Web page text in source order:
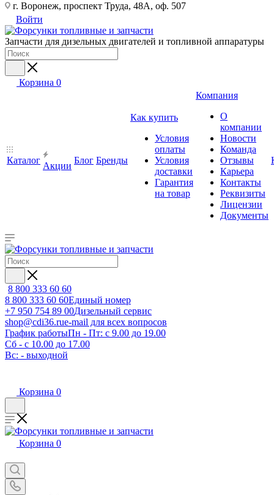
г. Воронеж, проспект Труда, 48А, оф. 507
Войти
Запчасти для дизельных двигателей и топливной аппаратуры
Корзина 0
Каталог
Акции
Блог Бренды
Как купить
Условия
оплаты
Условия
доставки
Гарантия
на товар
Компания
О
компании
Новости
Команда
Отзывы
Карьера
Контакты
Реквизиты
Лицензии
Документы
8 800 333 60 60
8 800 333 60 60Единый номер
+7 950 754 89 00Дизельный сервис
shop@cdi36.rue-mail для всех вопросов
График работыПн - Пт: с 9.00 до 19.00
Сб - с 10.00 до 17.00
Вс: - выходной
Корзина 0
Корзина 0